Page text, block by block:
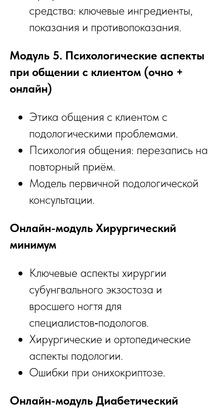
средства: ключевые ингредиенты,
показания и противопоказания.
Модуль 5. Психологические аспекты
при общении с клиентом (очно +
онлайн)
Этика общения с клиентом с
подологическими проблемами.
Психология общения: перезапись на
повторный приём.
Модель первичной подологической
консультации.
Онлайн-модуль Хирургический
минимум
Ключевые аспекты хирургии
субунгвального экзостоза и
вросшего ногтя для
специалистов‑подологов.
Хирургические и ортопедические
аспекты подологии.
Ошибки при онихокриптозе.
Онлайн-модуль Диабетический